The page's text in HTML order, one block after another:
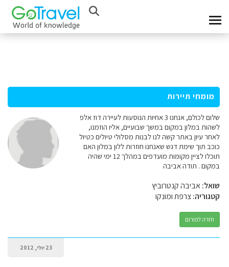
מומחי תיירות
שלום לכולם, אנחנו 3 אחיות הנוסעות לעיירה דוז אלפ
לשהות במלון במקום במשך שבועיים, אליו הוזמנו,
לאחר עיון באתר קשה לנו לבנות מסלולי טיולים כטיול
כוכב תוך שימת דגש שאנחנו חוזרות ללון במלון האם
תוכלו לציין מקומות מועדפים במהלך 12 ימי שהיה
במקום . תודה אביבה
שואל:אביבה קנטרוביץ
קטגוריה:צרפת ומונקו
חזרה לפורום
23 יולי, 2012